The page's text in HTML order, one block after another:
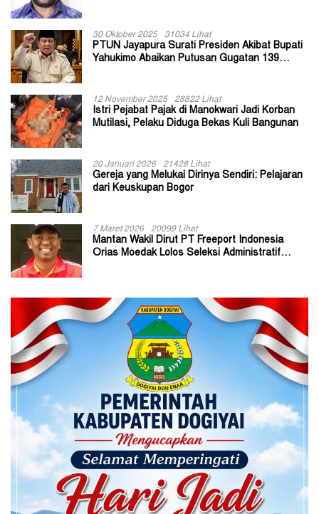
30 Oktober 2025 31034 Lihat
PTUN Jayapura Surati Presiden Akibat Bupati
Yahukimo Abaikan Putusan Gugatan 139
12 November 2025 28822 Lihat
Istri Pejabat Pajak di Manokwari Jadi Korban
Mutilasi, Pelaku Diduga Bekas Kuli Bangunan
20 Januari 2026 21428 Lihat
Gereja yang Melukai Dirinya Sendiri: Pelajaran
dari Keuskupan Bogor
7 Maret 2026 20099 Lihat
Mantan Wakil Dirut PT Freeport Indonesia
Orias Moedak Lolos Seleksi Administratif